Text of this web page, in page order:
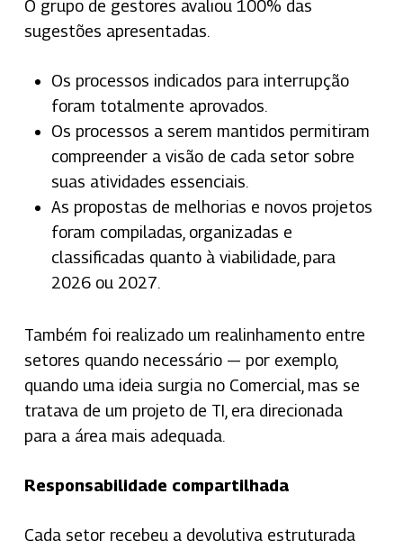
O grupo de gestores avaliou 100% das
sugestões apresentadas.
Os processos indicados para interrupção
foram totalmente aprovados.
Os processos a serem mantidos permitiram
compreender a visão de cada setor sobre
suas atividades essenciais.
As propostas de melhorias e novos projetos
foram compiladas, organizadas e
classificadas quanto à viabilidade, para
2026 ou 2027.
Também foi realizado um realinhamento entre
setores quando necessário — por exemplo,
quando uma ideia surgia no Comercial, mas se
tratava de um projeto de TI, era direcionada
para a área mais adequada.
Responsabilidade compartilhada
Cada setor recebeu a devolutiva estruturada